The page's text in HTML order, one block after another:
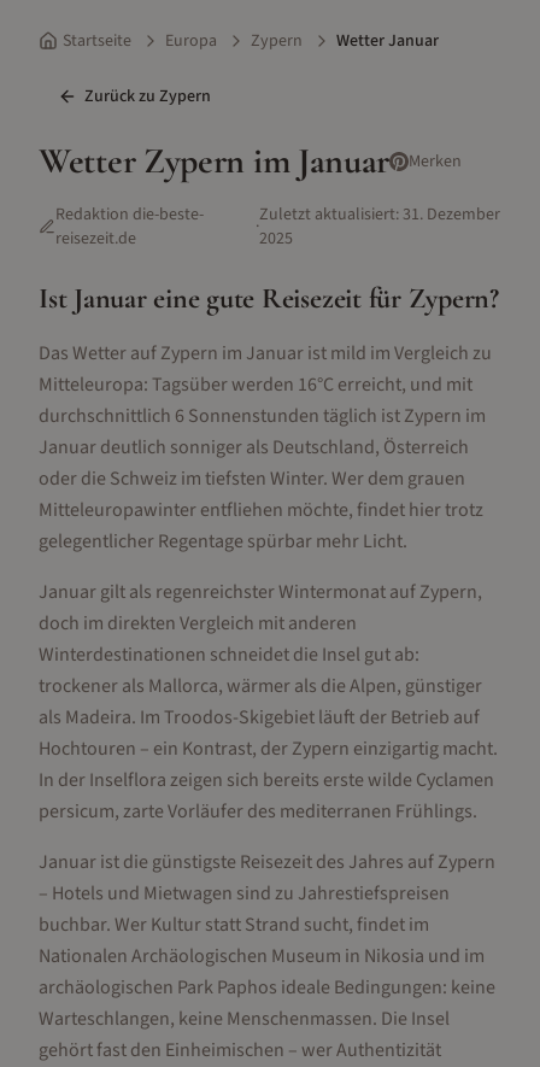
Startseite Europa Zypern Wetter Januar
Zurück zu Zypern
Wetter Zypern imJanuar Merken
Redaktion die-beste-
reisezeit.de
·Zuletzt aktualisiert: 31. Dezember
2025
Ist Januareine gute Reisezeit für Zypern?
Das Wetter auf Zypern im Januar ist mild im Vergleich zu
Mitteleuropa: Tagsüber werden 16°C erreicht, und mit
durchschnittlich 6 Sonnenstunden täglich ist Zypern im
Januar deutlich sonniger als Deutschland, Österreich
oder die Schweiz im tiefsten Winter. Wer dem grauen
Mitteleuropawinter entfliehen möchte, findet hier trotz
gelegentlicher Regentage spürbar mehr Licht.
Januar gilt als regenreichster Wintermonat auf Zypern,
doch im direkten Vergleich mit anderen
Winterdestinationen schneidet die Insel gut ab:
trockener als Mallorca, wärmer als die Alpen, günstiger
als Madeira. Im Troodos-Skigebiet läuft der Betrieb auf
Hochtouren – ein Kontrast, der Zypern einzigartig macht.
In der Inselflora zeigen sich bereits erste wilde Cyclamen
persicum, zarte Vorläufer des mediterranen Frühlings.
Januar ist die günstigste Reisezeit des Jahres auf Zypern
– Hotels und Mietwagen sind zu Jahrestiefspreisen
buchbar. Wer Kultur statt Strand sucht, findet im
Nationalen Archäologischen Museum in Nikosia und im
archäologischen Park Paphos ideale Bedingungen: keine
Warteschlangen, keine Menschenmassen. Die Insel
gehört fast den Einheimischen – wer Authentizität